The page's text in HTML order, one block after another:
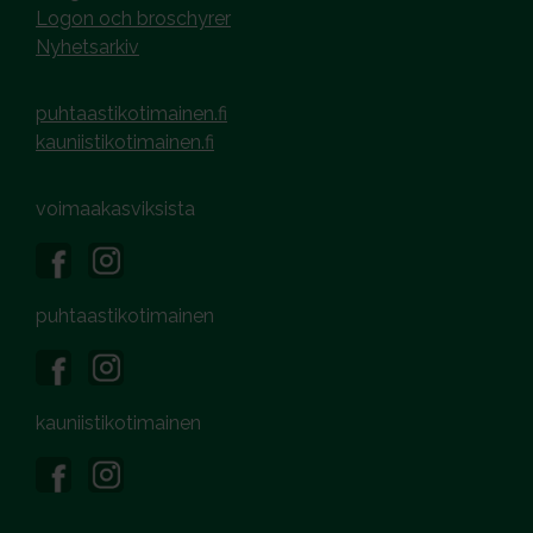
Logon och broschyrer
Nyhetsarkiv
puhtaastikotimainen.fi
kauniistikotimainen.fi
voimaakasviksista
puhtaastikotimainen
kauniistikotimainen